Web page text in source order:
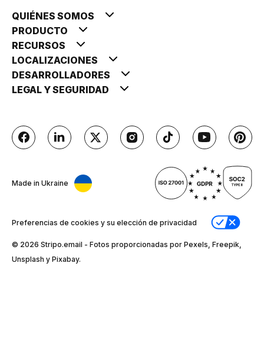
QUIÉNES SOMOS
PRODUCTO
RECURSOS
LOCALIZACIONES
DESARROLLADORES
LEGAL Y SEGURIDAD
Made in Ukraine
Preferencias de cookies y su elección de privacidad
© 2026 Stripо.email - Fotos proporcionadas por Pexels, Freepik,
Unsplash y Pixabay.